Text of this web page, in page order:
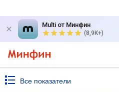
Multi от Минфин
(8,9K+)
Все показатели